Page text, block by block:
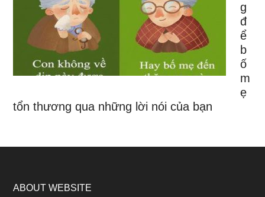
g
đ
ể
b
ố
m
ẹ
tổn thương qua những lời nói của bạn
ABOUT WEBSITE